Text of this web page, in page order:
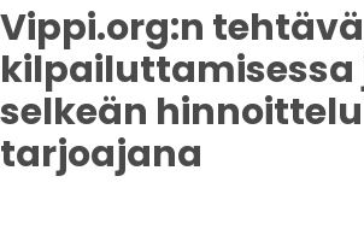
Vippi.org:n
kilpailuttamisessa
selkeän
tarjoajana